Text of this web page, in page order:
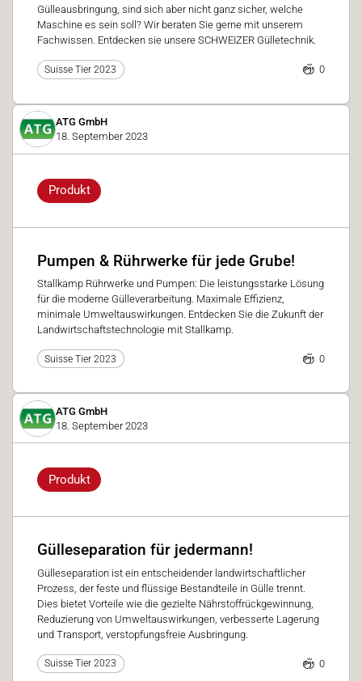
Gülleausbringung, sind sich aber nicht ganz sicher, welche
Maschine es sein soll? Wir beraten Sie gerne mit unserem
Fachwissen. Entdecken sie unsere SCHWEIZER Gülletechnik.
Suisse Tier 2023 0
ATG GmbH
18. September 2023
Produkt
Pumpen & Rührwerke für jede Grube!
Stallkamp Rührwerke und Pumpen: Die leistungsstarke Lösung
für die moderne Gülleverarbeitung. Maximale Effizienz,
minimale Umweltauswirkungen. Entdecken Sie die Zukunft der
Landwirtschaftstechnologie mit Stallkamp.
Suisse Tier 2023 0
ATG GmbH
18. September 2023
Produkt
Gülleseparation für jedermann!
Gülleseparation ist ein entscheidender landwirtschaftlicher
Prozess, der feste und flüssige Bestandteile in Gülle trennt.
Dies bietet Vorteile wie die gezielte Nährstoffrückgewinnung,
Reduzierung von Umweltauswirkungen, verbesserte Lagerung
und Transport, verstopfungsfreie Ausbringung.
Suisse Tier 2023 0